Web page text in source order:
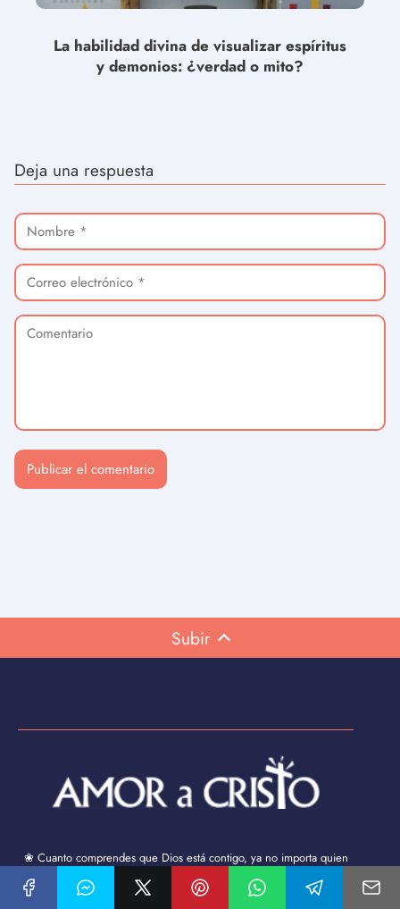
La habilidad divina de visualizar espíritus
y demonios: ¿verdad o mito?
Deja una respuesta
Subir
❀ Cuanto comprendes que Dios está contigo, ya no importa quien
está contra ti...
❀ No permitas que tu corazón se atormente, confía en DIOS,